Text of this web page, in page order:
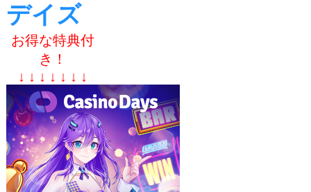
デイズ
お得な特典付
き！
↓ ↓ ↓ ↓ ↓ ↓ ↓